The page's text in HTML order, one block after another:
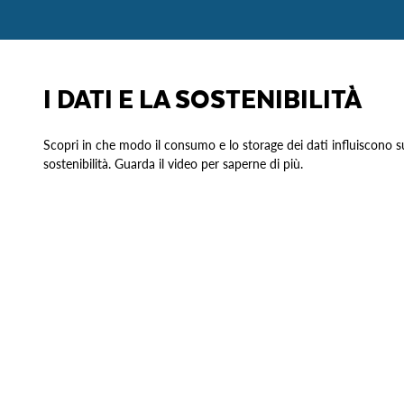
I DATI E LA SOSTENIBILITÀ
Scopri in che modo il consumo e lo storage dei dati influiscono
sostenibilità. Guarda il video per saperne di più.